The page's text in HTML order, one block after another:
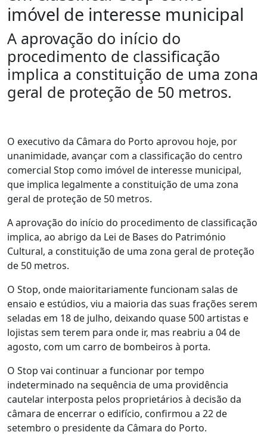
imóvel de interesse municipal
A aprovação do início do
procedimento de classificação
implica a constituição de uma zona
geral de proteção de 50 metros.
O executivo da Câmara do Porto aprovou hoje, por
unanimidade, avançar com a classificação do centro
comercial Stop como imóvel de interesse municipal,
que implica legalmente a constituição de uma zona
geral de proteção de 50 metros.
A aprovação do início do procedimento de classificação
implica, ao abrigo da Lei de Bases do Património
Cultural, a constituição de uma zona geral de proteção
de 50 metros.
O Stop, onde maioritariamente funcionam salas de
ensaio e estúdios, viu a maioria das suas frações serem
seladas em 18 de julho, deixando quase 500 artistas e
lojistas sem terem para onde ir, mas reabriu a 04 de
agosto, com um carro de bombeiros à porta.
O Stop vai continuar a funcionar por tempo
indeterminado na sequência de uma providência
cautelar interposta pelos proprietários à decisão da
câmara de encerrar o edifício, confirmou a 22 de
setembro o presidente da Câmara do Porto.